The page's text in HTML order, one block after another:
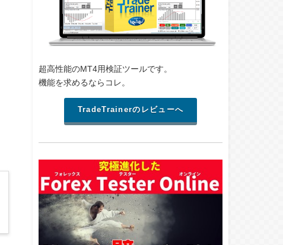
超高性能のMT4用検証ツールです。
機能を求めるならコレ。
TradeTrainerのレビューへ